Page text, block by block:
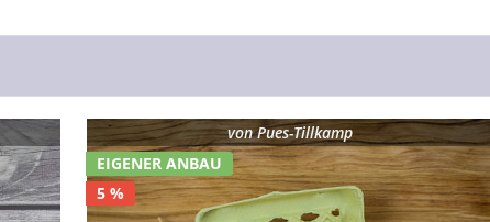
EIGENER ANBAU
5 %
vonPues-Tillkamp